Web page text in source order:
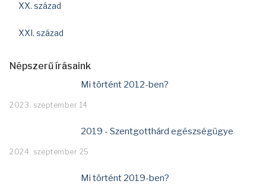
XX. század
XXI. század
Népszerű írásaink
Mi történt 2012-ben?
2023. szeptember 14
2019 - Szentgotthárd egészségügye
2024. szeptember 25
Mi történt 2019-ben?